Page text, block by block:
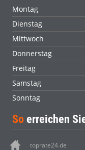
Montag
Dienstag
Mittwoch
Donnerstag
Freitag
Samstag
Sonntag
So erreichen
toprate24.de